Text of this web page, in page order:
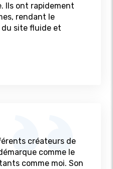
Ils ont rapidement
rendant le
du site fluide et
créateurs de
comme le
comme moi. Son